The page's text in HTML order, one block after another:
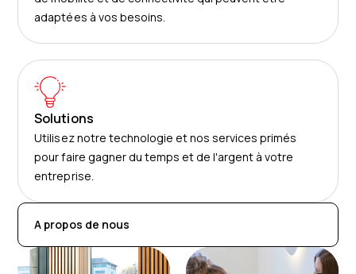
adaptées à vos besoins.
Solutions
Utilisez notre technologie et nos services primés
pour faire gagner du temps et de l'argent à votre
entreprise.
A propos de nous